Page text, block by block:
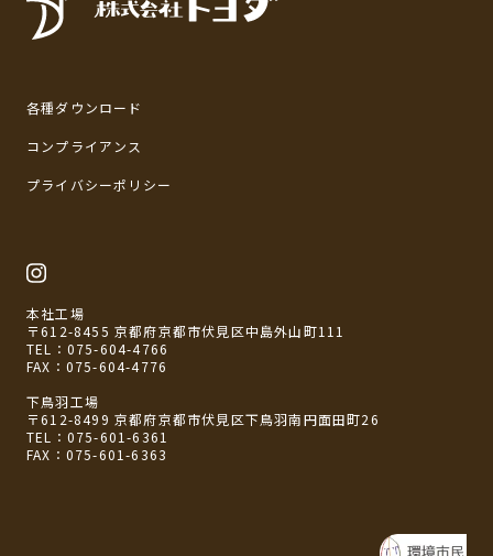
各種ダウンロード
コンプライアンス
プライバシーポリシー
本社工場
〒612-8455 京都府京都市伏見区中島外山町111
TEL： 075-604-4766
FAX：075-604-4776
下鳥羽工場
〒612-8499 京都府京都市伏見区下鳥羽南円面田町26
TEL： 075-601-6361
FAX：075-601-6363